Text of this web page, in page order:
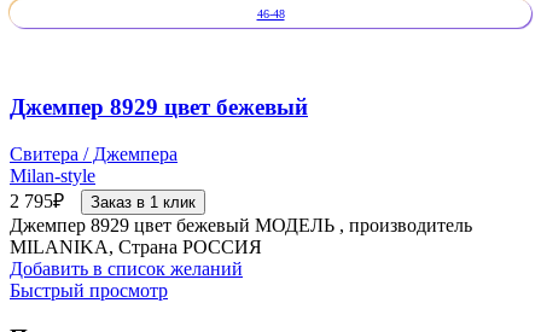
46-48
Джемпер 8929 цвет бежевый
Свитера / Джемпера
Milan-style
2 795₽ Заказ в 1 клик
Джемпер 8929 цвет бежевый МОДЕЛЬ , производитель
MILANIKA, Страна РОССИЯ
Добавить в список желаний
Быстрый просмотр